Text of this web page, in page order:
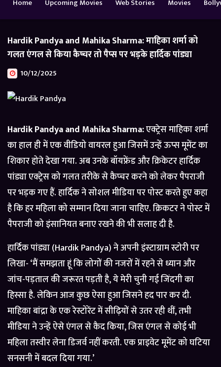
Home Upcoming Movies Web Stories Movies
Hardik Pandya and Mahika Sharma: माहिका शर्मा को
गलत एंगल से किया कैप्चर तो पैप्स पर भड़के हार्दिक पांड्या
10/12/2025
Hardik Pandya and Mahika Sharma:एक्ट्रेस माहिका शर्मा
का हाल ही में एक वीडियो वायरल हुआ जिसमें उन्हें ऊप्स मूमेंट का
शिकार होते देखा गया. अब उनके बॉयफ्रेंड और क्रिकेटर हार्दिक
पांड्या एक्ट्रेस को गलत तरीके से कैप्चर करने को लेकर पैपराजी
पर भड़क गए हैं. हार्दिक ने सोशल मीडिया पर पोस्ट करते हुए कहा
है कि हर महिला को सम्मान दिया जाना चाहिए. क्रिकटर ने पोस्ट में
पैपराजी को इंसानियत बनाए रखने की भी सलाह दी है.
हार्दिक पांड्या (Hardik Pandya) ने अपनी इंस्टाग्राम स्टोरी पर
लिखा- ‘मैं समझता हूं कि लोगों की नजरों में रहने से ध्यान और
जांच-पड़ताल की जरूरत पड़ती है, ये मेरी चुनी गई जिंदगी का
हिस्सा है. लेकिन आज कुछ ऐसा हुआ जिसने हद पार कर दी.
माहिका बांद्रा के एक रेस्टोरेंट में सीढ़ियों से उतर रही थीं, तभी
मीडिया ने उन्हें ऐसे एंगल से कैद किया, जिस एंगल से कोई भी
महिला तस्वीर लेना डिजर्व नहीं करती. एक प्राइवेट मूमेंट को घटिया
सनसनी में बदल दिया गया.’